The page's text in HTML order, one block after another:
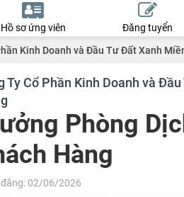
Hồ sơ ứng viên Đăng tuyển
Kinh Doanh và Đầu Tư Đất Xanh
Ty Cổ Phần Kinh Doanh và
Phòng
Hàng
đăng: 02/06/2026